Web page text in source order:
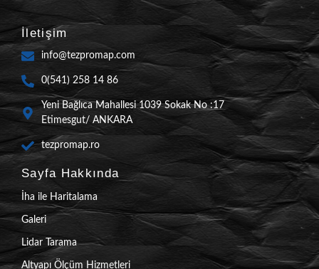
İletişim
info@tezpromap.com
0(541) 258 14 86
Yeni Bağlıca Mahallesi 1039 Sokak No :17
Etimesgut/ ANKARA
tezpromap.ro
Sayfa Hakkında
İha ile Haritalama
Galeri
Lidar Tarama
Altyapı Ölçüm Hizmetleri